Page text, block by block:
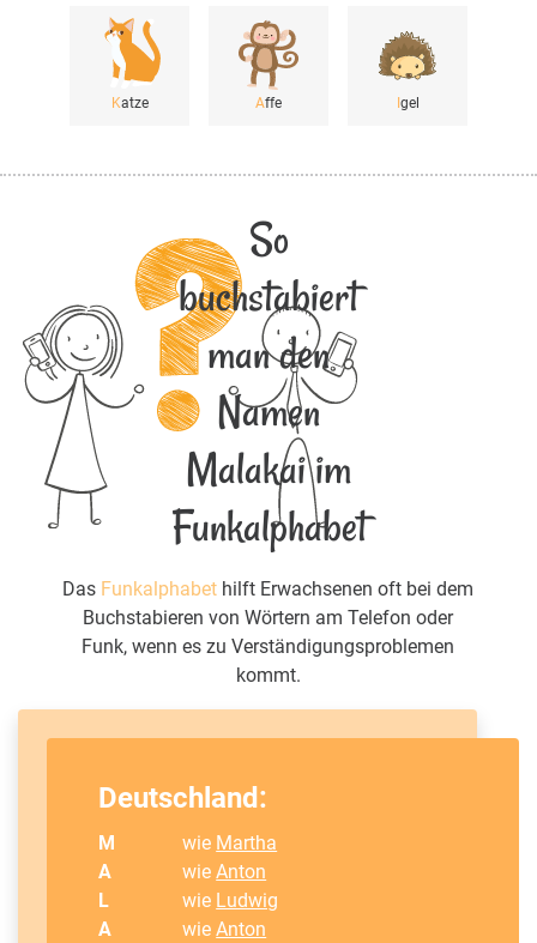
Katze Affe gel
So
buchstabiert
man den
Namen
Malakai im
Funkalphabet
Das Funkalphabet hilft Erwachsenen oft bei dem
Buchstabieren von Wörtern am Telefon oder
Funk, wenn es zu Verständigungsproblemen
kommt.
Deutschland:
M wie Martha
A
wieAnton
L
wie Ludwig
A
wieAnton